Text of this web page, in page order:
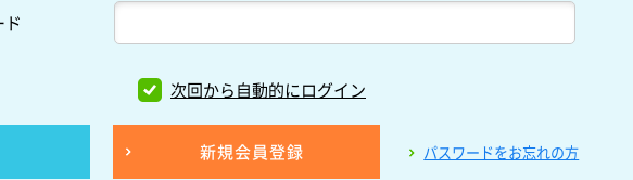
次回から自動的にログイン
新規会員登録 パスワードをお忘れの方